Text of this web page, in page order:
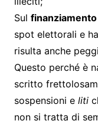
Sul
spot elettorali e
risulta anche
Questo perché è
scritto
sospensioni e liti
non si tratta di